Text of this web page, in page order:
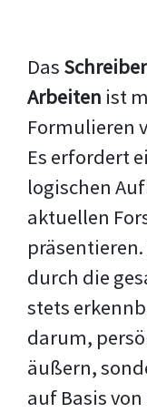
Das
Arbeiten ist
Formulieren
Es erfordert
logischen
aktuellen
durch die
stets
darum,
äußern,
auf Basis